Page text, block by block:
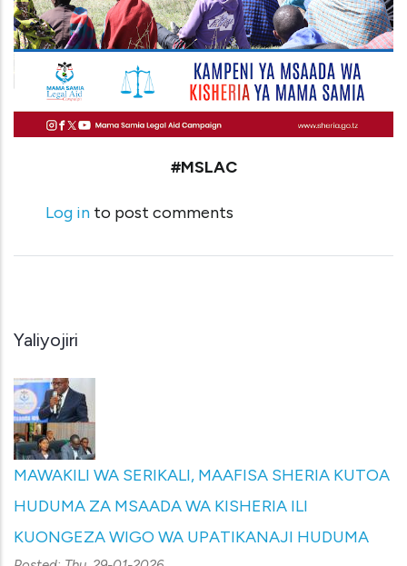
#MSLAC
Log in to post comments
Yaliyojiri
MAWAKILI WA SERIKALI, MAAFISA SHERIA KUTOA
HUDUMA ZA MSAADA WA KISHERIA ILI
KUONGEZA WIGO WA UPATIKANAJI HUDUMA